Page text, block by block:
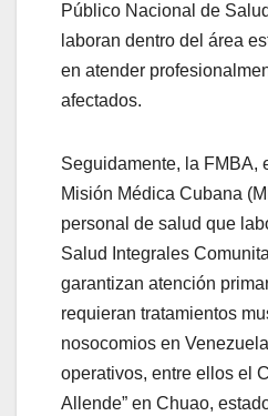
Público Nacional de
laboran dentro del área
en atender
afectados.
Seguidamente, la FMBA,
Misión Médica Cubana
personal de salud que
Salud Integrales
garantizan atención
requieran tratamientos
nosocomios en
operativos, entre ellos el
Allende” en Chuao,